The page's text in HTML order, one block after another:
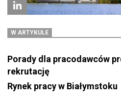
W ARTYKULE
Porady dla pracodawców
rekrutację
Rynek pracy w Białymstoku